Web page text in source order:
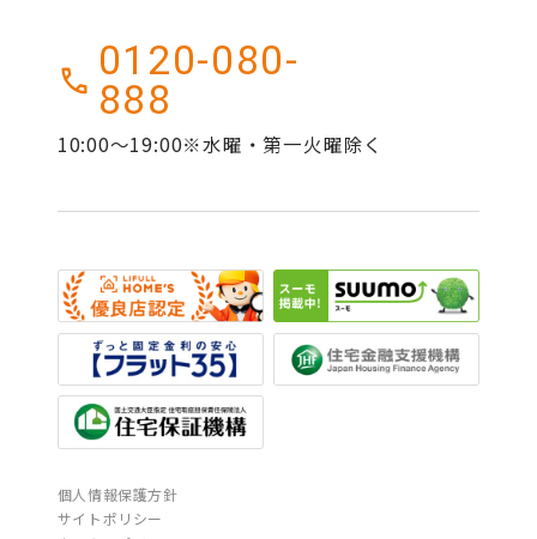
0120-080-
888
10:00～19:00※水曜・第一火曜除く
個人情報保護方針
サイトポリシー